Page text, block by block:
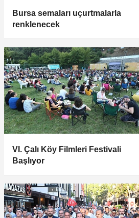
Bursa semaları uçurtmalarla
renklenecek
VI. Çalı Köy Filmleri Festivali
Başlıyor